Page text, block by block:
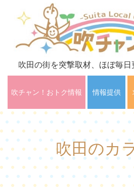
吹田の街を突撃取材、ほぼ毎日
吹チャン！おトク情報 情報提供
吹田のカ